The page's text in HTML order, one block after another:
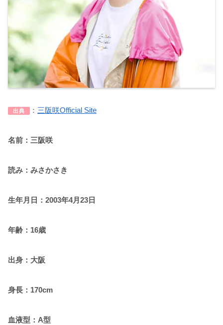
出典 ： 三阪咲Official Site
名前：三阪咲
読み：みさかさき
生年月日：2003年4月23日
年齢：16歳
出身：大阪
身長：170cm
血液型：A型